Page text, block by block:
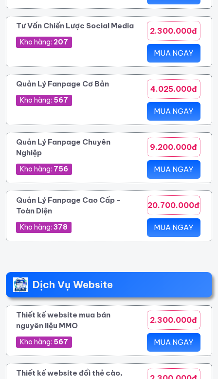
Tư Vấn Chiến Lược Social Media
Kho hàng: 207
2.300.000đ
MUA NGAY
Quản Lý Fanpage Cơ Bản
Kho hàng: 567
4.025.000đ
MUA NGAY
Quản Lý Fanpage Chuyên
Nghiệp
Kho hàng: 756
9.200.000đ
MUA NGAY
Quản Lý Fanpage Cao Cấp -
Toàn Diện
Kho hàng: 378
20.700.000đ
MUA NGAY
Dịch Vụ Website
Thiết kế website mua bán
nguyên liệu MMO
Kho hàng: 567
2.300.000đ
MUA NGAY
Thiết kế website đổi thẻ cào,